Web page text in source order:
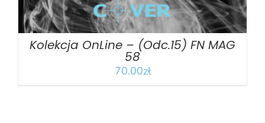
Kolekcja OnLine – (Odc.15) FN MAG
58
70.00zł